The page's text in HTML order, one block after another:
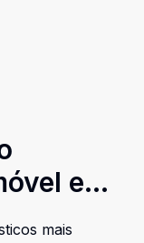
em
por
mais